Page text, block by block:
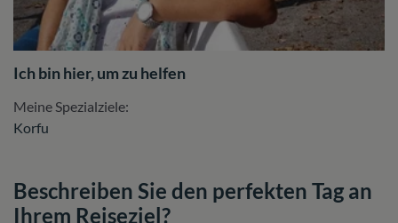
Ich bin hier, um zu helfen
Meine Spezialziele:
Korfu
Beschreiben Sie den perfekten Tag an
Ihrem Reiseziel?